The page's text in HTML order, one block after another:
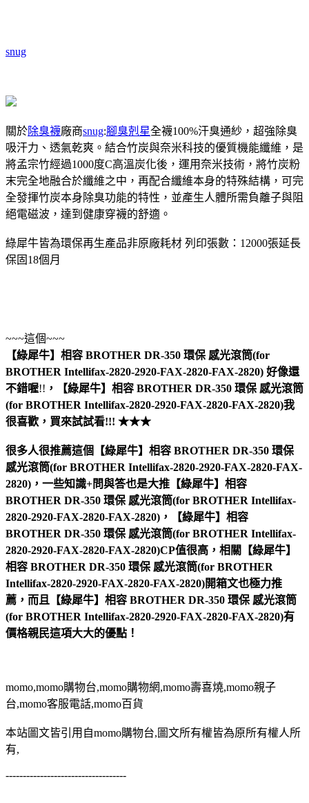
snug
關於除臭襪廠商snug:腳臭剋星全襪100%汗臭通紗，超強除臭
吸汗力、透氣乾爽。結合竹炭與奈米科技的優質機能纖維，是
將孟宗竹經過1000度C高溫炭化後，運用奈米技術，將竹炭粉
末完全地融合於纖維之中，再配合纖維本身的特殊結構，可完
全發揮竹炭本身除臭功能的特性，並產生人體所需負離子與阻
絕電磁波，達到健康穿襪的舒適。
綠犀牛皆為環保再生產品非原廠耗材 列印張數：12000張延長
保固18個月
~~~這個~~~
【綠犀牛】相容 BROTHER DR-350 環保 感光滾筒(for
BROTHER Intellifax-2820-2920-FAX-2820-FAX-2820) 好像還
不錯喔!! ，
【綠犀牛】相容 BROTHER DR-350 環保 感光滾筒
(for BROTHER Intellifax-2820-2920-FAX-2820-FAX-2820)我
很喜歡，買來試試看!!! ★★★
很多人很推薦這個【綠犀牛】相容 BROTHER DR-350 環保
感光滾筒(for BROTHER Intellifax-2820-2920-FAX-2820-FAX-
2820)，一些知識+問與答也是大推【綠犀牛】相容
BROTHER DR-350 環保 感光滾筒(for BROTHER Intellifax-
2820-2920-FAX-2820-FAX-2820)，【綠犀牛】相容
BROTHER DR-350 環保 感光滾筒(for BROTHER Intellifax-
2820-2920-FAX-2820-FAX-2820)CP值很高，相關【綠犀牛】
相容 BROTHER DR-350 環保 感光滾筒(for BROTHER
Intellifax-2820-2920-FAX-2820-FAX-2820)開箱文也極力推
薦，而且【綠犀牛】相容 BROTHER DR-350 環保 感光滾筒
(for BROTHER Intellifax-2820-2920-FAX-2820-FAX-2820)有
價格親民這項大大的優點！
momo,momo購物台,momo購物網,momo壽喜燒,momo親子
台,momo客服電話,momo百貨
本站圖文皆引用自momo購物台,圖文所有權皆為原所有權人所
有,
-----------------------------------